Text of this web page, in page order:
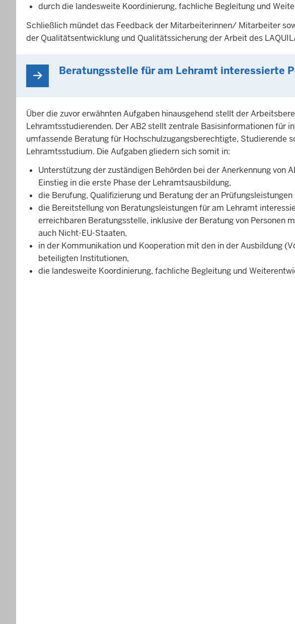
durch die landesweite Koordinierung, fachliche Begleitung und
Schließlich mündet das Feedback der Mitarbeiterinnen/ Mitarbeiter
der Qualitätsentwicklung und Qualitätssicherung der Arbeit des
Beratungsstelle für am Lehramt interessierte
Über die zuvor erwähnten Aufgaben hinausgehend stellt der
Lehramtsstudierenden. Der AB2 stellt zentrale Basisinformationen für
umfassende Beratung für Hochschulzugangsberechtigte, Studierende
Lehramtsstudium. Die Aufgaben gliedern sich somit in:
Unterstützung der zuständigen Behörden bei der Anerkennung von
Einstieg in die erste Phase der Lehramtsausbildung,
die Berufung, Qualifizierung und Beratung der an
die Bereitstellung von Beratungsleistungen für am Lehramt
erreichbaren Beratungsstelle, inklusive der Beratung von Personen
auch Nicht-EU-Staaten,
in der Kommunikation und Kooperation mit den in der Ausbildung
beteiligten Institutionen,
die landesweite Koordinierung, fachliche Begleitung und